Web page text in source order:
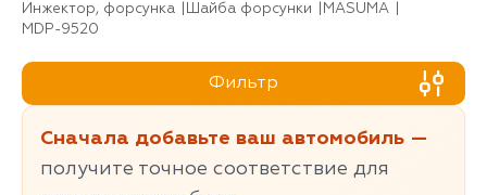
инжектор, форсунка
Шайба форсунки
MASUMA
MDP-9520
Фильтр
Сначала добавьте ваш автомобиль —
получите точное соответствие для